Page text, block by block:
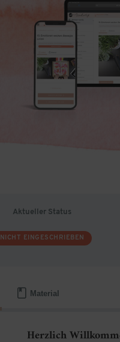
Aktueller Status
NICHT EINGESCHRIEBEN
Material
Herzlich